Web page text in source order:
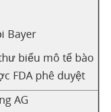
Bayer
biểu mô tế bào
FDA phê duyệt
AG